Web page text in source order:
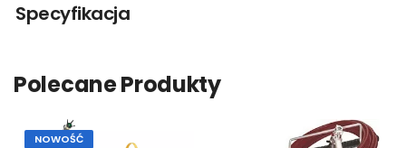
Specyfikacja
Polecane Produkty
NOWOŚĆ